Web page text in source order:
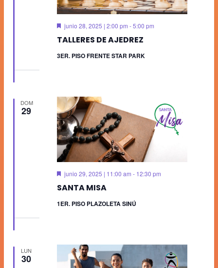
TALLERES DE AJEDREZ
Destacado
junio 28, 2025 | 2:00 pm -5:00 pm
3ER. PISO FRENTE STAR PARK
DOM
29
SANTA MISA
Destacado
junio 29, 2025 | 11:00 am - 12:30 pm
1ER. PISO PLAZOLETA SINÚ
LUN
30